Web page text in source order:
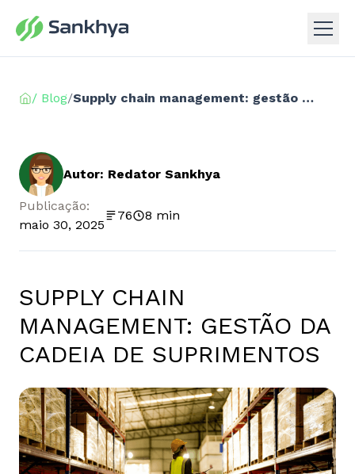
/ Blog/ Supply chain management: gestão da cadeia de suprimentos
Autor: Redator Sankhya
Publicação:
maio 30, 2025
76 8 min
SUPPLY CHAIN
MANAGEMENT: GESTÃO DA
CADEIA DE SUPRIMENTOS